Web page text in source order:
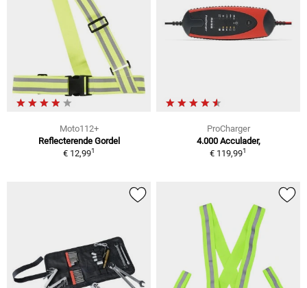
Moto112+
Reflecterende Gordel
€ 12,991
ProCharger
4.000 Acculader,
€ 119,991